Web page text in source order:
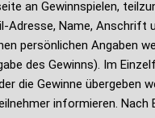
an Gewinnspielen,
Adresse, Name,
persönlichen Angaben
des Gewinns). Im
die Gewinne übergeben
informieren.